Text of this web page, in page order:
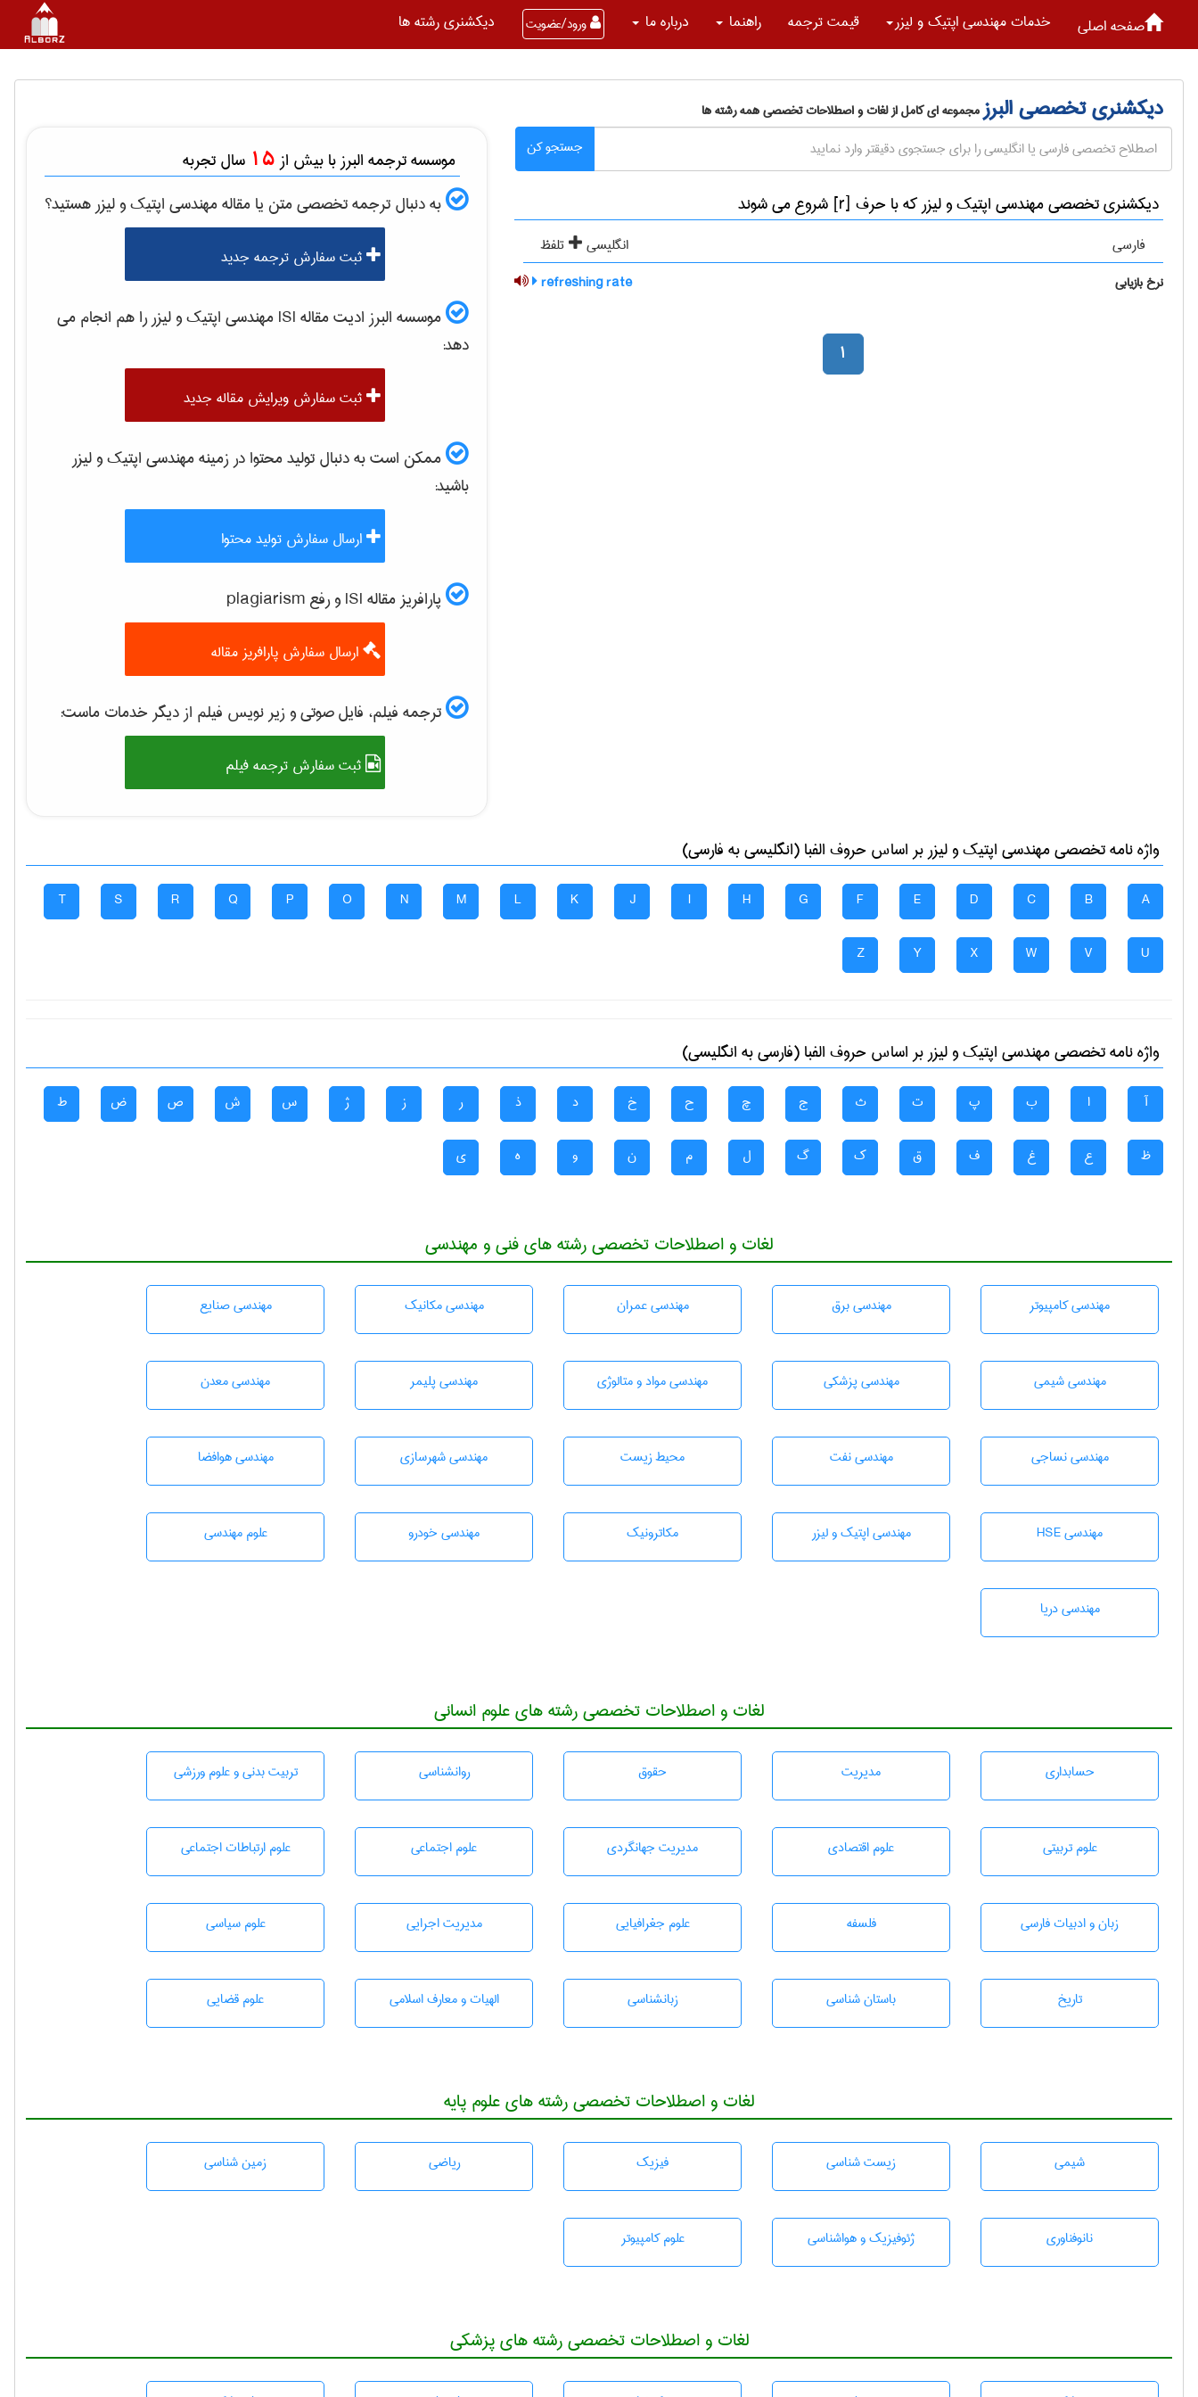
صفحه اصلی خدمات مهندسی اپتیک و لیزر قیمت ترجمه راهنما درباره ما ورود/عضویت دیکشنری رشته ها
دیکشنری تخصصی البرزمجموعه ای کامل از لغات و اصطلاحات تخصصی همه رشته ها
جستجو کن
دیکشنری تخصصی مهندسی اپتیک و لیزر که با حرف [r] شروع می شوند
فارسی انگلیسی تلفظ
نرخ بازیابی refreshing rate
1
موسسه ترجمه البرز با بیش از 15 سال تجربه
به دنبال ترجمه تخصصی متن یا مقالهمهندسی اپتیک و لیزرهستید؟
ثبت سفارش ترجمه جدید
موسسه البرز ادیت مقاله ISI مهندسی اپتیک و لیزررا هم انجام می
دهد:
ثبت سفارش ویرایش مقاله جدید
ممکن است به دنبال تولید محتوا در زمینهمهندسی اپتیک و لیزر
باشید:
ارسال سفارش تولید محتوا
پارافریز مقاله ISI و رفع plagiarism
ارسال سفارش پارافریز مقاله
ترجمه فیلم، فایل صوتی و زیر نویس فیلم از دیگر خدمات ماست:
ثبت سفارش ترجمه فیلم
واژه نامه تخصصیمهندسی اپتیک و لیزربر اساس حروف الفبا (انگلیسی به فارسی)
A
B
C
D
E
F
G
H
I
J
K
L
M
N
O
P
Q
R
S
T
U
V
W
X
Y
Z
واژه نامه تخصصیمهندسی اپتیک و لیزربر اساس حروف الفبا (فارسی به انگلیسی)
آ ا ب پ ت ث ج چ ح خ د ذ ر ز ژ س ش ص ض ط
ظ ع غ ف ق ک گ ل م ن و ه ی
لغات و اصطلاحات تخصصی رشته های فنی و مهندسی
مهندسی كامپيوتر مهندسی برق مهندسی عمران مهندسی مکانیک مهندسی صنايع
مهندسي شيمی مهندسی پزشکی مهندسی مواد و متالوژی مهندسی پليمر مهندسی معدن
مهندسي نساجی مهندسی نفت محيط زيست مهندسی شهرسازی مهندسی هوافضا
مهندسی HSE مهندسی اپتیک و لیزر مکاترونیک مهندسی خودرو علوم مهندسی
مهندسی دریا
لغات و اصطلاحات تخصصی رشته های علوم انسانی
حسابداری مديريت حقوق روانشناسی تربيت بدنی و علوم ورزشی
علوم تربيتی علوم اقتصادی مديريت جهانگردی علوم اجتماعی علوم ارتباطات اجتماعی
زبان و ادبيات فارسی فلسفه علوم جغرافيايی مديريت اجرايی علوم سياسی
تاريخ باستان شناسی زبانشناسی الهیات و معارف اسلامی علوم قضایی
لغات و اصطلاحات تخصصی رشته های علوم پایه
شيمی زيست شناسی فیزیک رياضی زمين شناسی
نانوفناوری ژئوفيزيك و هواشناسی علوم کامپیوتر
لغات و اصطلاحات تخصصی رشته های پزشکی